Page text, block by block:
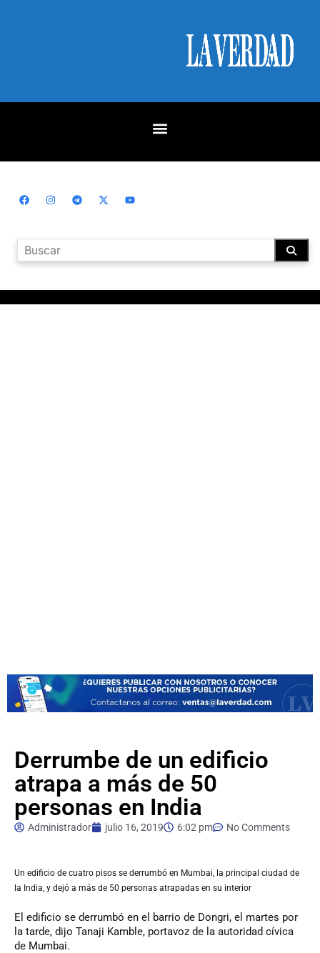
Derrumbe de un edificio
atrapa a más de 50
personas en India
Administrador julio 16, 2019 6:02 pm No Comments
Un edificio de cuatro pisos se derrumbó en Mumbai, la principal ciudad de
la India, y dejó a más de 50 personas atrapadas en su interior
El edificio se derrumbó en el barrio de Dongri, el martes por
la tarde, dijo Tanaji Kamble, portavoz de la autoridad cívica
de Mumbai.